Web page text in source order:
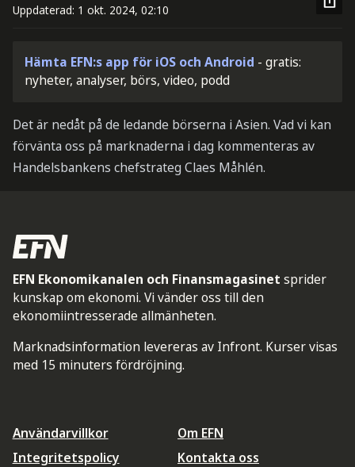
Uppdaterad: 1 okt. 2024, 02:10
Hämta EFN:s app för iOS och Android - gratis:
nyheter, analyser, börs, video, podd
Det är nedåt på de ledande börserna i Asien. Vad vi kan
förvänta oss på marknaderna i dag kommenteras av
Handelsbankens chefstrateg Claes Måhlén.
EFN Ekonomikanalen och Finansmagasinet sprider
kunskap om ekonomi. Vi vänder oss till den
ekonomiintresserade allmänheten.
Marknadsinformation levereras av Infront. Kurser visas
med 15 minuters fördröjning.
Användarvillkor
Integritetspolicy
Om EFN
Kontakta oss